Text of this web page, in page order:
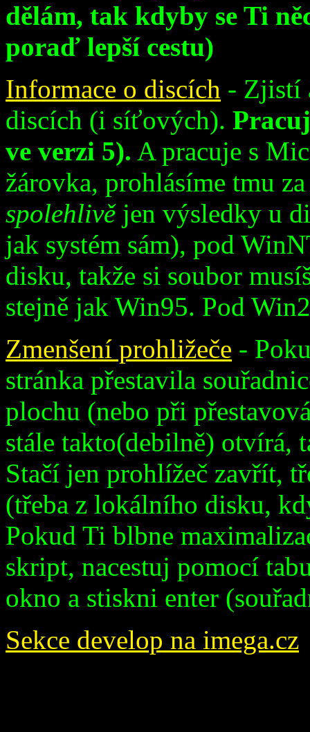
dělám, tak kdyby se Ti
poraď lepší cestu)
Informace o discích - Zjistí
discích (i síťových).
ve verzi 5). A pracuje s
žárovka, prohlásíme tmu
spolehlivějen výsledky u
jak systém sám), pod
disku, takže si soubor
stejně jak Win95. Pod
Zmenšení prohližeče -
stránka přestavila
plochu (nebo při
stále takto(debilně) otvírá,
Stačí jen prohlížeč zavřít,
(třeba z lokálního disku,
Pokud Ti blbne
skript, nacestuj pomocí
okno a stiskni enter
Sekce develop na imega.cz